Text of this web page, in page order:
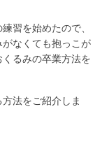
習を始めたので、
なくても抱っこが
るみの卒業方法を
法をご紹介しま